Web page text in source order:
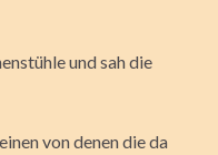
und sah die
von denen die da